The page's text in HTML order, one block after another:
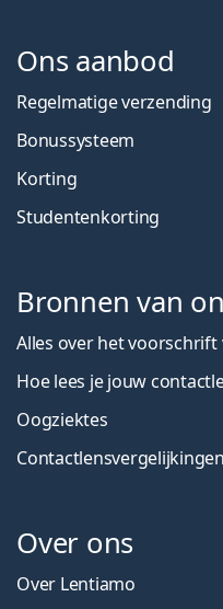
Ons aanbod
Regelmatige verzending
Bonussysteem
Korting
Studentenkorting
Bronnen van
Alles over het
Hoe lees je jouw
Oogziektes
Contactlensvergelijkingen
Over ons
Over Lentiamo